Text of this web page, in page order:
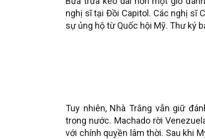
nghị sĩ tại Đồi Capitol. Các nghị sĩ
sự ủng hộ từ Quốc hội Mỹ. Thư ký
Tuy nhiên, Nhà Trắng vẫn giữ
trong nước. Machado rời
với chính quyền lâm thời. Sau khi